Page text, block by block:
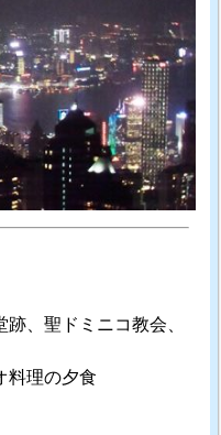
、聖ドミニコ教会、
料理の夕食